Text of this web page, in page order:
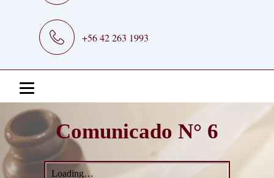
+56 42 263 1993
Comunicado N° 6